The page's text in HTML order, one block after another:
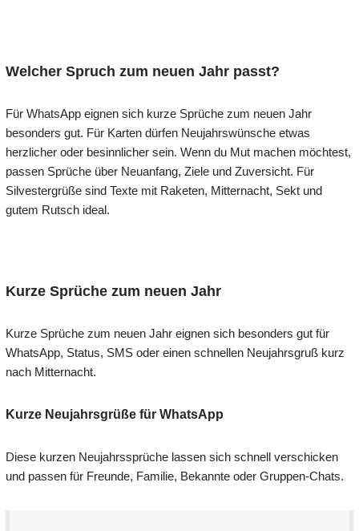
Welcher Spruch zum neuen Jahr passt?
Für WhatsApp eignen sich kurze Sprüche zum neuen Jahr
besonders gut. Für Karten dürfen Neujahrswünsche etwas
herzlicher oder besinnlicher sein. Wenn du Mut machen möchtest,
passen Sprüche über Neuanfang, Ziele und Zuversicht. Für
Silvestergrüße sind Texte mit Raketen, Mitternacht, Sekt und
gutem Rutsch ideal.
Kurze Sprüche zum neuen Jahr
Kurze Sprüche zum neuen Jahr eignen sich besonders gut für
WhatsApp, Status, SMS oder einen schnellen Neujahrsgruß kurz
nach Mitternacht.
Kurze Neujahrsgrüße für WhatsApp
Diese kurzen Neujahrssprüche lassen sich schnell verschicken
und passen für Freunde, Familie, Bekannte oder Gruppen-Chats.